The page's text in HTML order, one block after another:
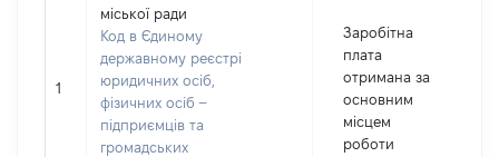
1
міської ради
Код в Єдиному
державному реєстрі
юридичних осіб,
фізичних осіб –
підприємців та
громадських
Заробітна
плата
отримана за
основним
місцем
роботи